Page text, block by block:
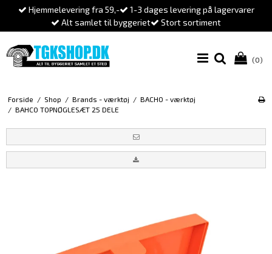
Hjemmelevering fra 59,-
1-3 dages levering på lagervarer
Alt samlet til byggeriet
Stort sortiment
(0)
Forside / Shop / Brands - værktøj / BACHO - værktøj
/ BAHCO TOPNØGLESÆT 25 DELE